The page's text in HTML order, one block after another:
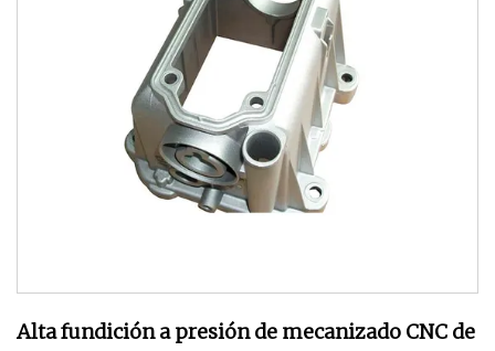
Alta fundición a presión de mecanizado CNC de